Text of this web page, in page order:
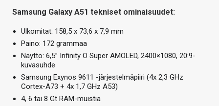
Samsung Galaxy A51 tekniset ominaisuudet:
Ulkomitat: 158,5 x 73,6 x 7,9 mm
Paino: 172 grammaa
Näyttö: 6,5” Infinity O Super AMOLED, 2400×1080, 20:9-
kuvasuhde
Samsung Exynos 9611 -järjestelmäpiiri (4x 2,3 GHz
Cortex-A73 + 4x 1,7 GHz A53)
4, 6 tai 8 Gt RAM-muistia